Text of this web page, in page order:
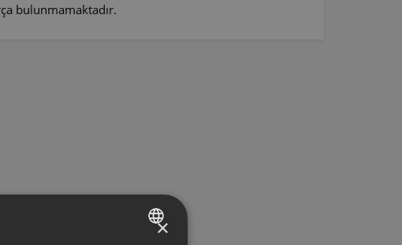
bulunmamaktadır.
×